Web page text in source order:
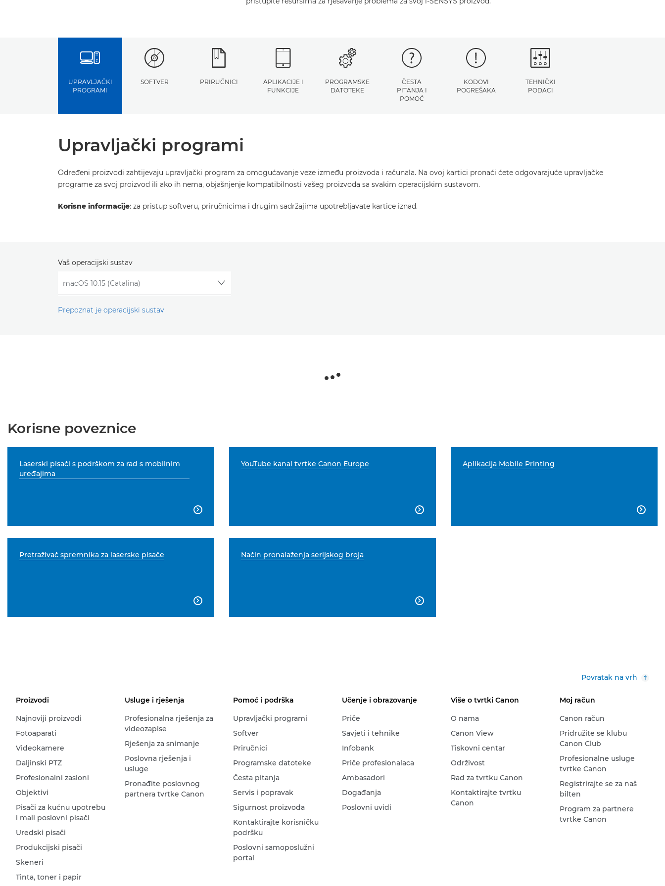
UPRAVLJAČKI
PROGRAMI
SOFTVER PRIRUČNICI
APLIKACIJE I
FUNKCIJE
PROGRAMSKE
DATOTEKE
ČESTA
PITANJA I
POMOĆ
KODOVI
POGREŠAKA
TEHNIČKI
PODACI
Upravljački programi
Određeni proizvodi zahtijevaju upravljački program za omogućavanje veze između proizvoda i računala. Na ovoj kartici pronaći ćete odgovarajuće upravljačke
programe za svoj proizvod ili ako ih nema, objašnjenje kompatibilnosti vašeg proizvoda sa svakim operacijskim sustavom.
Korisne informacije: za pristup softveru, priručnicima i drugim sadržajima upotrebljavate kartice iznad.
Vaš operacijski sustav
Prepoznat je operacijski sustav
Korisne poveznice
Laserski pisači s podrškom za rad s mobilnim
uređajima

YouTube kanal tvrtke Canon Europe

Aplikacija Mobile Printing

Pretraživač spremnika za laserske pisače

Način pronalaženja serijskog broja

Povratak na vrh
Proizvodi
Najnoviji proizvodi
Fotoaparati
Videokamere
Daljinski PTZ
Profesionalni zasloni
Objektivi
Pisači za kućnu upotrebu
i mali poslovni pisači
Uredski pisači
Produkcijski pisači
Skeneri
Tinta, toner i papir
Usluge i rješenja
Profesionalna rješenja za
videozapise
Rješenja za snimanje
Poslovna rješenja i
usluge
Pronađite poslovnog
partnera tvrtke Canon
Pomoć i podrška
Upravljački programi
Softver
Priručnici
Programske datoteke
Česta pitanja
Servis i popravak
Sigurnost proizvoda
Kontaktirajte korisničku
podršku
Poslovni samoposlužni
portal
Učenje i obrazovanje
Priče
Savjeti i tehnike
Infobank
Priče profesionalaca
Ambasadori
Događanja
Poslovni uvidi
Više o tvrtki Canon
O nama
Canon View
Tiskovni centar
Održivost
Rad za tvrtku Canon
Kontaktirajte tvrtku
Canon
Moj račun
Canon račun
Pridružite se klubu
Canon Club
Profesionalne usluge
tvrtke Canon
Registrirajte se za naš
bilten
Program za partnere
tvrtke Canon